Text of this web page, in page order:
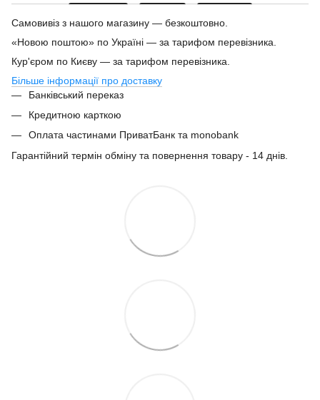
Самовивіз з нашого магазину — безкоштовно.
«Новою поштою» по Україні — за тарифом перевізника.
Кур'єром по Києву — за тарифом перевізника.
Більше інформації про доставку
Банківський переказ
Кредитною карткою
Оплата частинами ПриватБанк та monobank
Гарантійний термін обміну та повернення товару - 14 днів.